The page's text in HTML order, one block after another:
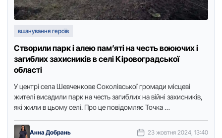
вшанування героїв
Створили парк і алею пам’яті на честь воюючих і
загиблих захисників в селі Кіровоградської
області
У центрі села Шевченкове Соколівської громади місцеві
жителі висадили парк на честь загиблих на війні захисників,
які жили в цьому селі. Про це повідомляє Точка …
Анна Добрань 23 жовтня 2024, 13:40